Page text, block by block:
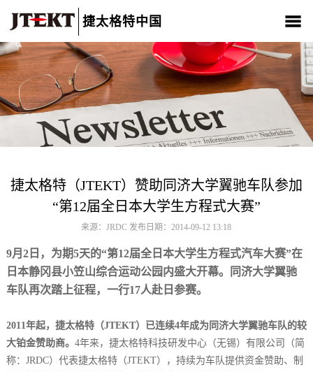
捷太格特中国
关于我们 产品介绍 新闻中心 CSR 人材招聘
联系我们
捷太格特（JTEKT）赞助同济大学翼驰车队参加
“第12届全日本大学生方程式大赛”
来源：JRDC 发布日期：2014-09-12 13:18
9月2日，为期5天的“第12届全日本大学生方程式汽车大赛”在
日本静冈县小笠山综合运动公园内盛大开幕。同济大学翼驰
车队再次踏上征程，一行17人赴日参赛。
2011年起，捷太格特（JTEKT）已连续4年成为同济大学翼驰车队的较
大铂金赞助商。 4年来，捷太格特科技研发中心（无锡）有限公司（简
称：JRDC）代表捷太格特（JTEKT），持续为车队提供资金赞助、制